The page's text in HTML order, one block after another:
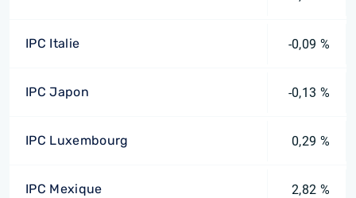
IPC Italie -0,09 %
IPC Japon -0,13 %
IPC Luxembourg 0,29 %
IPC Mexique 2,82 %